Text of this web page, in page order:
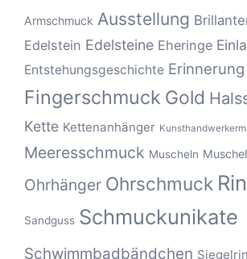
Armschmuck Ausstellung
Edelstein Edelsteine Eheringe
Entstehungsgeschichte Erinnerung
Fingerschmuck Gold
Kette Kettenanhänger
Meeresschmuck Muscheln
Ohrhänger Ohrschmuck
Sandguss Schmuckunikate
Schwimmbadbändchen